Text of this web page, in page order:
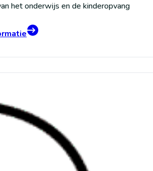
het onderwijs en de kinderopvang